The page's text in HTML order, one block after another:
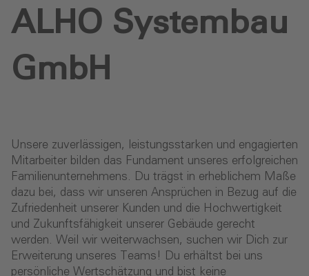
ALHO Systembau
GmbH
Unsere zuverlässigen, leistungsstarken und engagierten
Mitarbeiter bilden das Fundament unseres erfolgreichen
Familienunternehmens. Du trägst in erheblichem Maße
dazu bei, dass wir unseren Ansprüchen in Bezug auf die
Zufriedenheit unserer Kunden und die Hochwertigkeit
und Zukunftsfähigkeit unserer Gebäude gerecht
werden. Weil wir weiterwachsen, suchen wir Dich zur
Erweiterung unseres Teams! Du erhältst bei uns
persönliche Wertschätzung und bist keine